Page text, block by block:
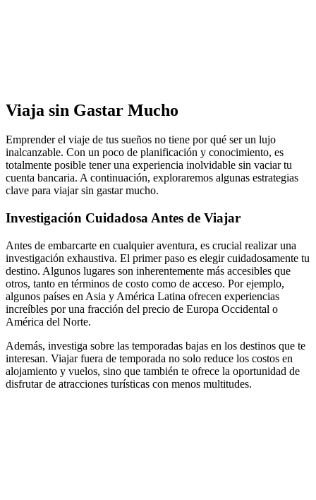
Viaja sin Gastar Mucho
Emprender el viaje de tus sueños no tiene por qué ser un lujo
inalcanzable. Con un poco de planificación y conocimiento, es
totalmente posible tener una experiencia inolvidable sin vaciar tu
cuenta bancaria. A continuación, exploraremos algunas estrategias
clave para viajar sin gastar mucho.
Investigación Cuidadosa Antes de Viajar
Antes de embarcarte en cualquier aventura, es crucial realizar una
investigación exhaustiva. El primer paso es elegir cuidadosamente tu
destino. Algunos lugares son inherentemente más accesibles que
otros, tanto en términos de costo como de acceso. Por ejemplo,
algunos países en Asia y América Latina ofrecen experiencias
increíbles por una fracción del precio de Europa Occidental o
América del Norte.
Además, investiga sobre las temporadas bajas en los destinos que te
interesan. Viajar fuera de temporada no solo reduce los costos en
alojamiento y vuelos, sino que también te ofrece la oportunidad de
disfrutar de atracciones turísticas con menos multitudes.